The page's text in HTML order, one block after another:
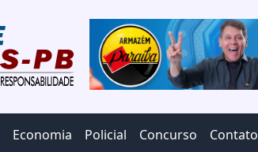
Economia Policial Concurso Contato